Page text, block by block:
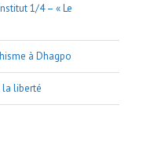
1/4 – « Le
à Dhagpo
la liberté